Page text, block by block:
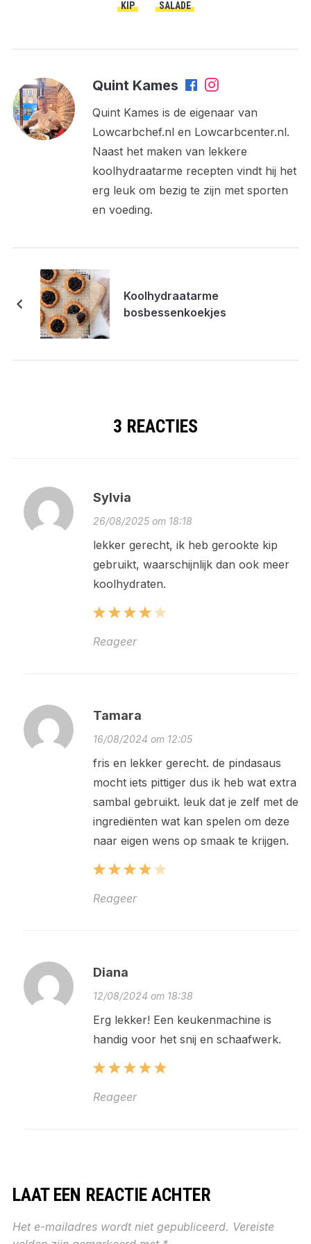
KIP SALADE
Quint Kames
Quint Kames is de eigenaar van
Lowcarbchef.nl en Lowcarbcenter.nl.
Naast het maken van lekkere
koolhydraatarme recepten vindt hij het
erg leuk om bezig te zijn met sporten
en voeding.
Koolhydraatarme
bosbessenkoekjes
3 REACTIES
Sylvia
26/08/2025 om 18:18
lekker gerecht, ik heb gerookte kip
gebruikt, waarschijnlijk dan ook meer
koolhydraten.
Reageer
Tamara
16/08/2024 om 12:05
fris en lekker gerecht. de pindasaus
mocht iets pittiger dus ik heb wat extra
sambal gebruikt. leuk dat je zelf met de
ingrediënten wat kan spelen om deze
naar eigen wens op smaak te krijgen.
Reageer
Diana
12/08/2024 om 18:38
Erg lekker! Een keukenmachine is
handig voor het snij en schaafwerk.
Reageer
LAAT EEN REACTIE ACHTER
Het e-mailadres wordt niet gepubliceerd. Vereiste